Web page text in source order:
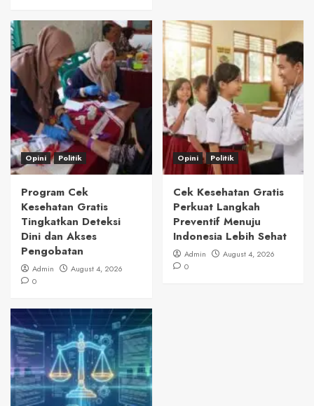
Opini Politik
Program Cek
Kesehatan Gratis
Tingkatkan Deteksi
Dini dan Akses
Pengobatan
Admin
August 4, 2026
0
Opini Politik
Cek Kesehatan Gratis
Perkuat Langkah
Preventif Menuju
Indonesia Lebih Sehat
Admin
August 4, 2026
0